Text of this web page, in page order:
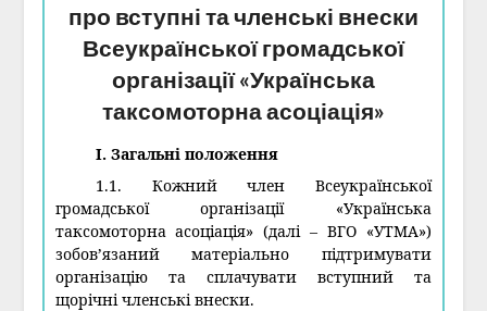
про вступні та членські внески
Всеукраїнської громадської
організації «Українська
таксомоторна асоціація»
I. Загальні положення
1.1. Кожний член Всеукраїнської
громадської організації «Українська
таксомоторна асоціація» (далі – ВГО «УТМА»)
зобов’язаний матеріально підтримувати
організацію та сплачувати вступний та
щорічні членські внески.